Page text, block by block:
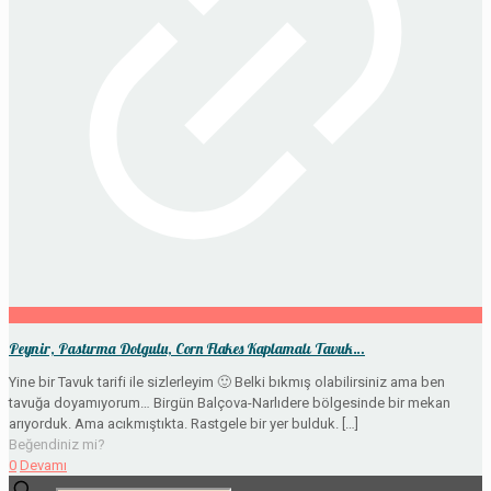
Peynir, Pastırma Dolgulu, Corn Flakes Kaplamalı Tavuk…
Yine bir Tavuk tarifi ile sizlerleyim 🙂 Belki bıkmış olabilirsiniz ama ben
tavuğa doyamıyorum… Birgün Balçova-Narlıdere bölgesinde bir mekan
arıyorduk. Ama acıkmıştıkta. Rastgele bir yer bulduk. […]
Beğendiniz mi?
0 Devamı